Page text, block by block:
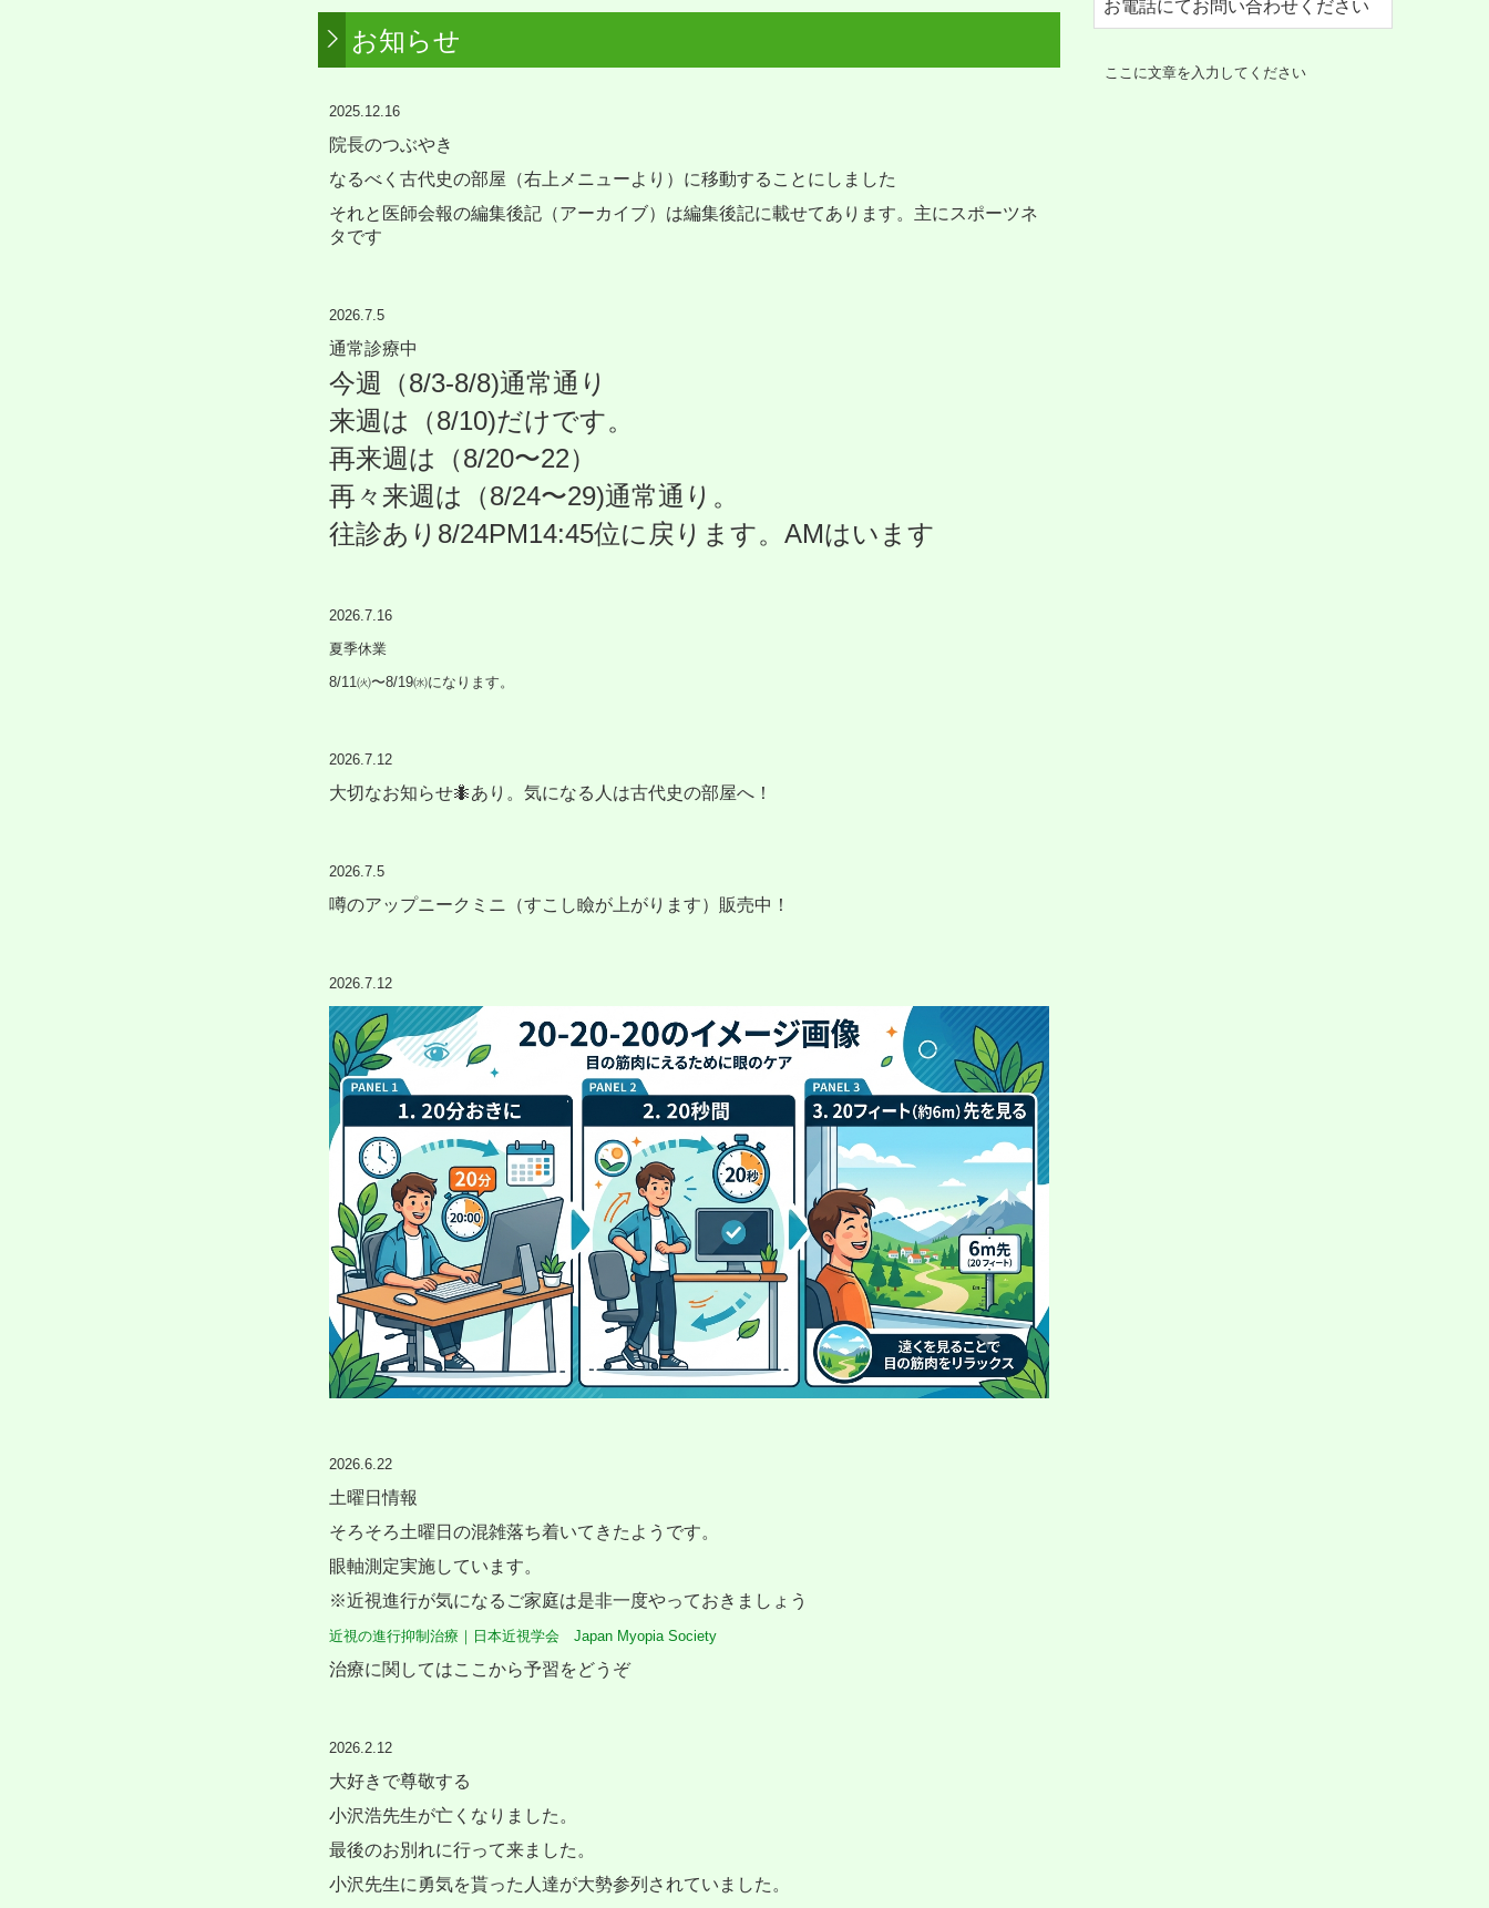
お知らせ
2025.12.16
院長のつぶやき
なるべく古代史の部屋（右上メニューより）に移動することにしました
それと医師会報の編集後記（アーカイブ）は編集後記に載せてあります。主にスポーツネ
タです
2026.7.5
通常診療中
今週 （8/3-8/8)通常通り
来週は （8/10)だけです。
再来週は（8/20〜22）
再々来週は（8/24〜29)通常通り。
往診あり8/24PM14:45位に戻ります。AMはいます
2026.7.16
夏季休業
8/11㈫〜8/19㈬になります。
2026.7.12
大切なお知らせ🐜あり。気になる人は古代史の部屋へ！
2026.7.5
噂のアップニークミニ（すこし瞼が上がります）販売中！
2026.7.12
2026.6.22
土曜日情報
そろそろ土曜日の混雑落ち着いてきたようです。
眼軸測定実施しています。
※近視進行が気になるご家庭は是非一度やっておきましょう
近視の進行抑制治療｜日本近視学会 Japan Myopia Society
治療に関してはここから予習をどうぞ
2026.2.12
大好きで尊敬する
小沢浩先生が亡くなりました。
最後のお別れに行って来ました。
小沢先生に勇気を貰った人達が大勢参列されていました。
お電話にてお問い合わせください
ここに文章を入力してください